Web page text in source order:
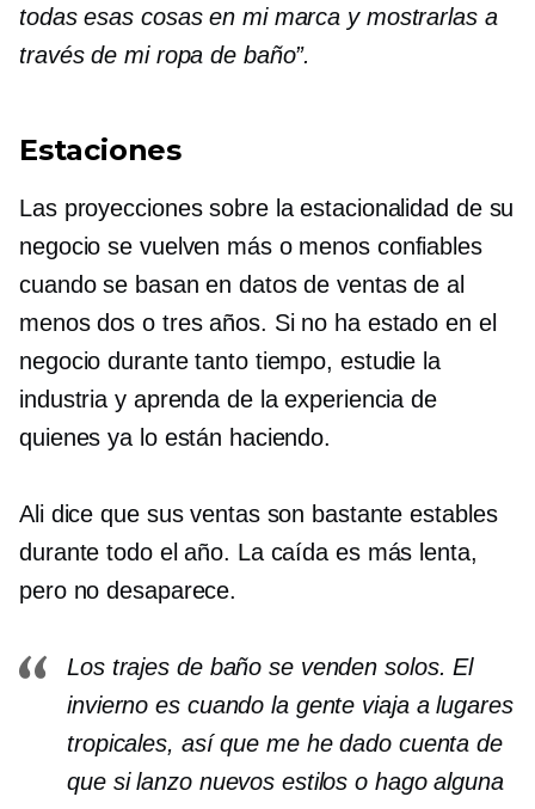
todas esas cosas en mi marca y mostrarlas a
través de mi ropa de baño”.
Estaciones
Las proyecciones sobre la estacionalidad de su
negocio se vuelven más o menos confiables
cuando se basan en datos de ventas de al
menos dos o tres años. Si no ha estado en el
negocio durante tanto tiempo, estudie la
industria y aprenda de la experiencia de
quienes ya lo están haciendo.
Ali dice que sus ventas son bastante estables
durante todo el año. La caída es más lenta,
pero no desaparece.
Los trajes de baño se venden solos. El
invierno es cuando la gente viaja a lugares
tropicales, así que me he dado cuenta de
que si lanzo nuevos estilos o hago alguna